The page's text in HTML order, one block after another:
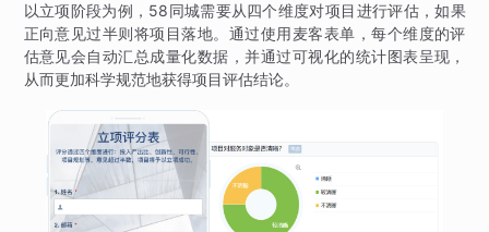
以立项阶段为例，58同城需要从四个维度对项目进行评估，如果
正向意见过半则将项目落地。通过使用麦客表单，每个维度的评
估意见会自动汇总成量化数据，并通过可视化的统计图表呈现，
从而更加科学规范地获得项目评估结论。